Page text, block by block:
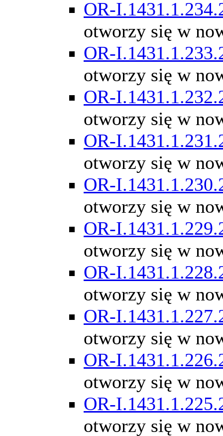
OR-
otworzy się w
OR-
otworzy się w
OR-
otworzy się w
OR-
otworzy się w
OR-
otworzy się w
OR-
otworzy się w
OR-
otworzy się w
OR-
otworzy się w
OR-
otworzy się w
OR-
otworzy się w